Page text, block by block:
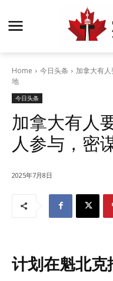
Home 今日头条
加拿大有人
地
今日头条
加拿大有人
人参与，密
2025年7月8日
计划在魁北克